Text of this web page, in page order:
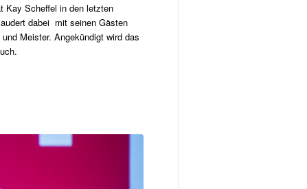
Kay Scheffel in den letzten
dabei mit seinen Gästen
Meister. Angekündigt wird das